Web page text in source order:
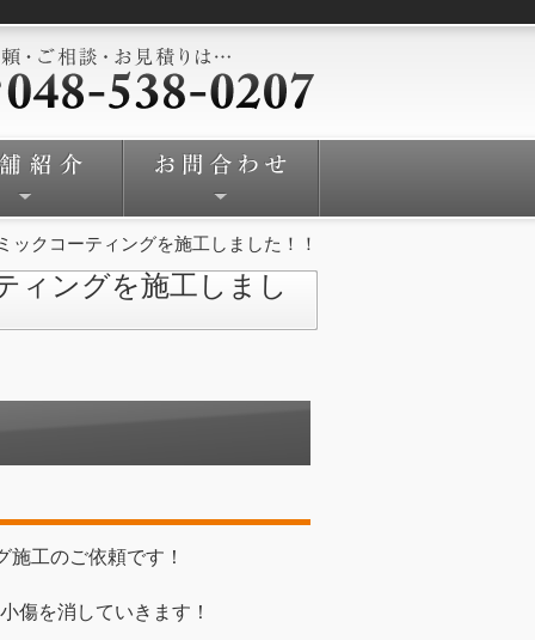
ックコーティングを施工しました！！
ィングを施工しまし
工のご依頼です！
傷を消していきます！